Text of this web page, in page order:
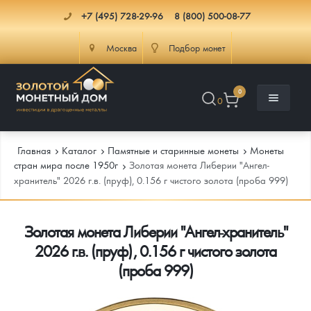
+7 (495) 728-29-96 8 (800) 500-08-77
Москва Подбор монет
0
0
Каталог
Каталог Монет
Инвестиционные монеты
Инфо
Главная Каталог Памятные и старинные монеты
Монеты
стран мира после 1950г
Золотая монета Либерии "Ангел-
хранитель" 2026 г.в. (пруф), 0.156 г чистого золота (проба 999)
Золотая монета Либерии "Ангел-хранитель"
2026 г.в. (пруф), 0.156 г чистого золота
(проба 999)